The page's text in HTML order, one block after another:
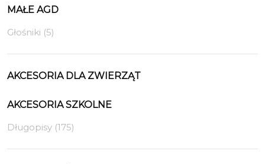
MAŁE AGD
Głośniki (5)
AKCESORIA DLA ZWIERZĄT
AKCESORIA SZKOLNE
Długopisy (175)